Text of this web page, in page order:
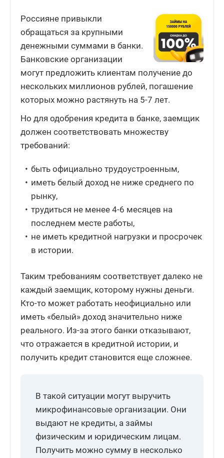
Россияне привыкли
обращаться за крупными
денежными суммами в банки.
Банковские организации
могут предложить клиентам получение до
нескольких миллионов рублей, погашение
которых можно растянуть на 5-7 лет.
Но для одобрения кредита в банке, заемщик
должен соответствовать множеству
требований:
быть официально трудоустроенным,
иметь белый доход не ниже среднего по
рынку,
трудиться не менее 4-6 месяцев на
последнем месте работы,
не иметь кредитной нагрузки и просрочек
в истории.
Таким требованиям соответствует далеко не
каждый заемщик, которому нужны деньги.
Кто-то может работать неофициально или
иметь «белый» доход значительно ниже
реального. Из-за этого банки отказывают,
что отражается в кредитной истории, и
получить кредит становится еще сложнее.
В такой ситуации могут выручить
микрофинансовые организации. Они
выдают не кредиты, а займы
физическим и юридическим лицам.
Получить можно сумму в несколько